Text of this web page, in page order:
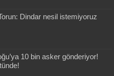
Dindar nesil istemiyoruz
10 bin asker gönderiyor!